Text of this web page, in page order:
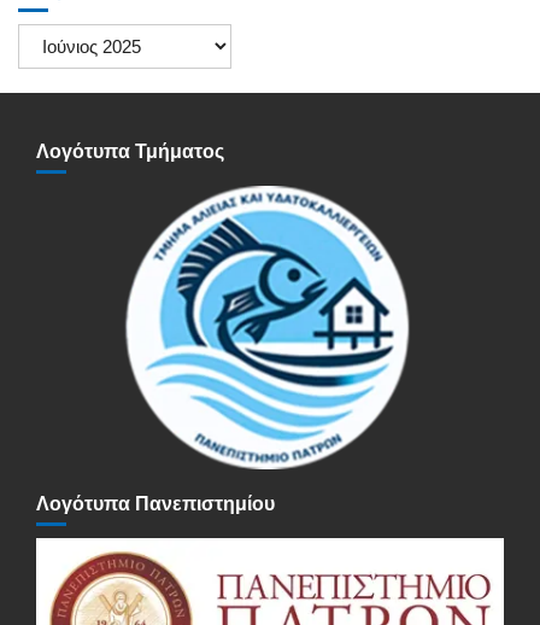
Ιστορικό
Ανακοινώσεων
Λογότυπα Τμήματος
Λογότυπα Πανεπιστημίου